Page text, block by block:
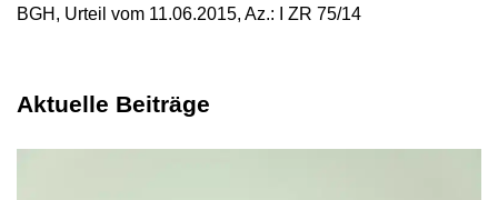
BGH, Urteil vom 11.06.2015, Az.: I ZR 75/14
Aktuelle Beiträge